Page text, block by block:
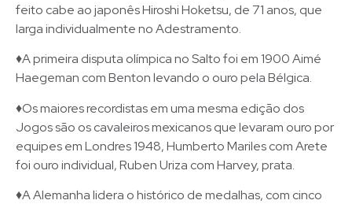
feito cabe ao japonês Hiroshi Hoketsu, de 71 anos, que
larga individualmente no Adestramento.
♦A primeira disputa olímpica no Salto foi em 1900 Aimé
Haegeman com Benton levando o ouro pela Bélgica.
♦Os maiores recordistas em uma mesma edição dos
Jogos são os cavaleiros mexicanos que levaram ouro por
equipes em Londres 1948, Humberto Mariles com Arete
foi ouro individual, Ruben Uriza com Harvey, prata.
♦A Alemanha lidera o histórico de medalhas, com cinco